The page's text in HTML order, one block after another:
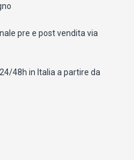
pre e post vendita via
48h in Italia a partire da